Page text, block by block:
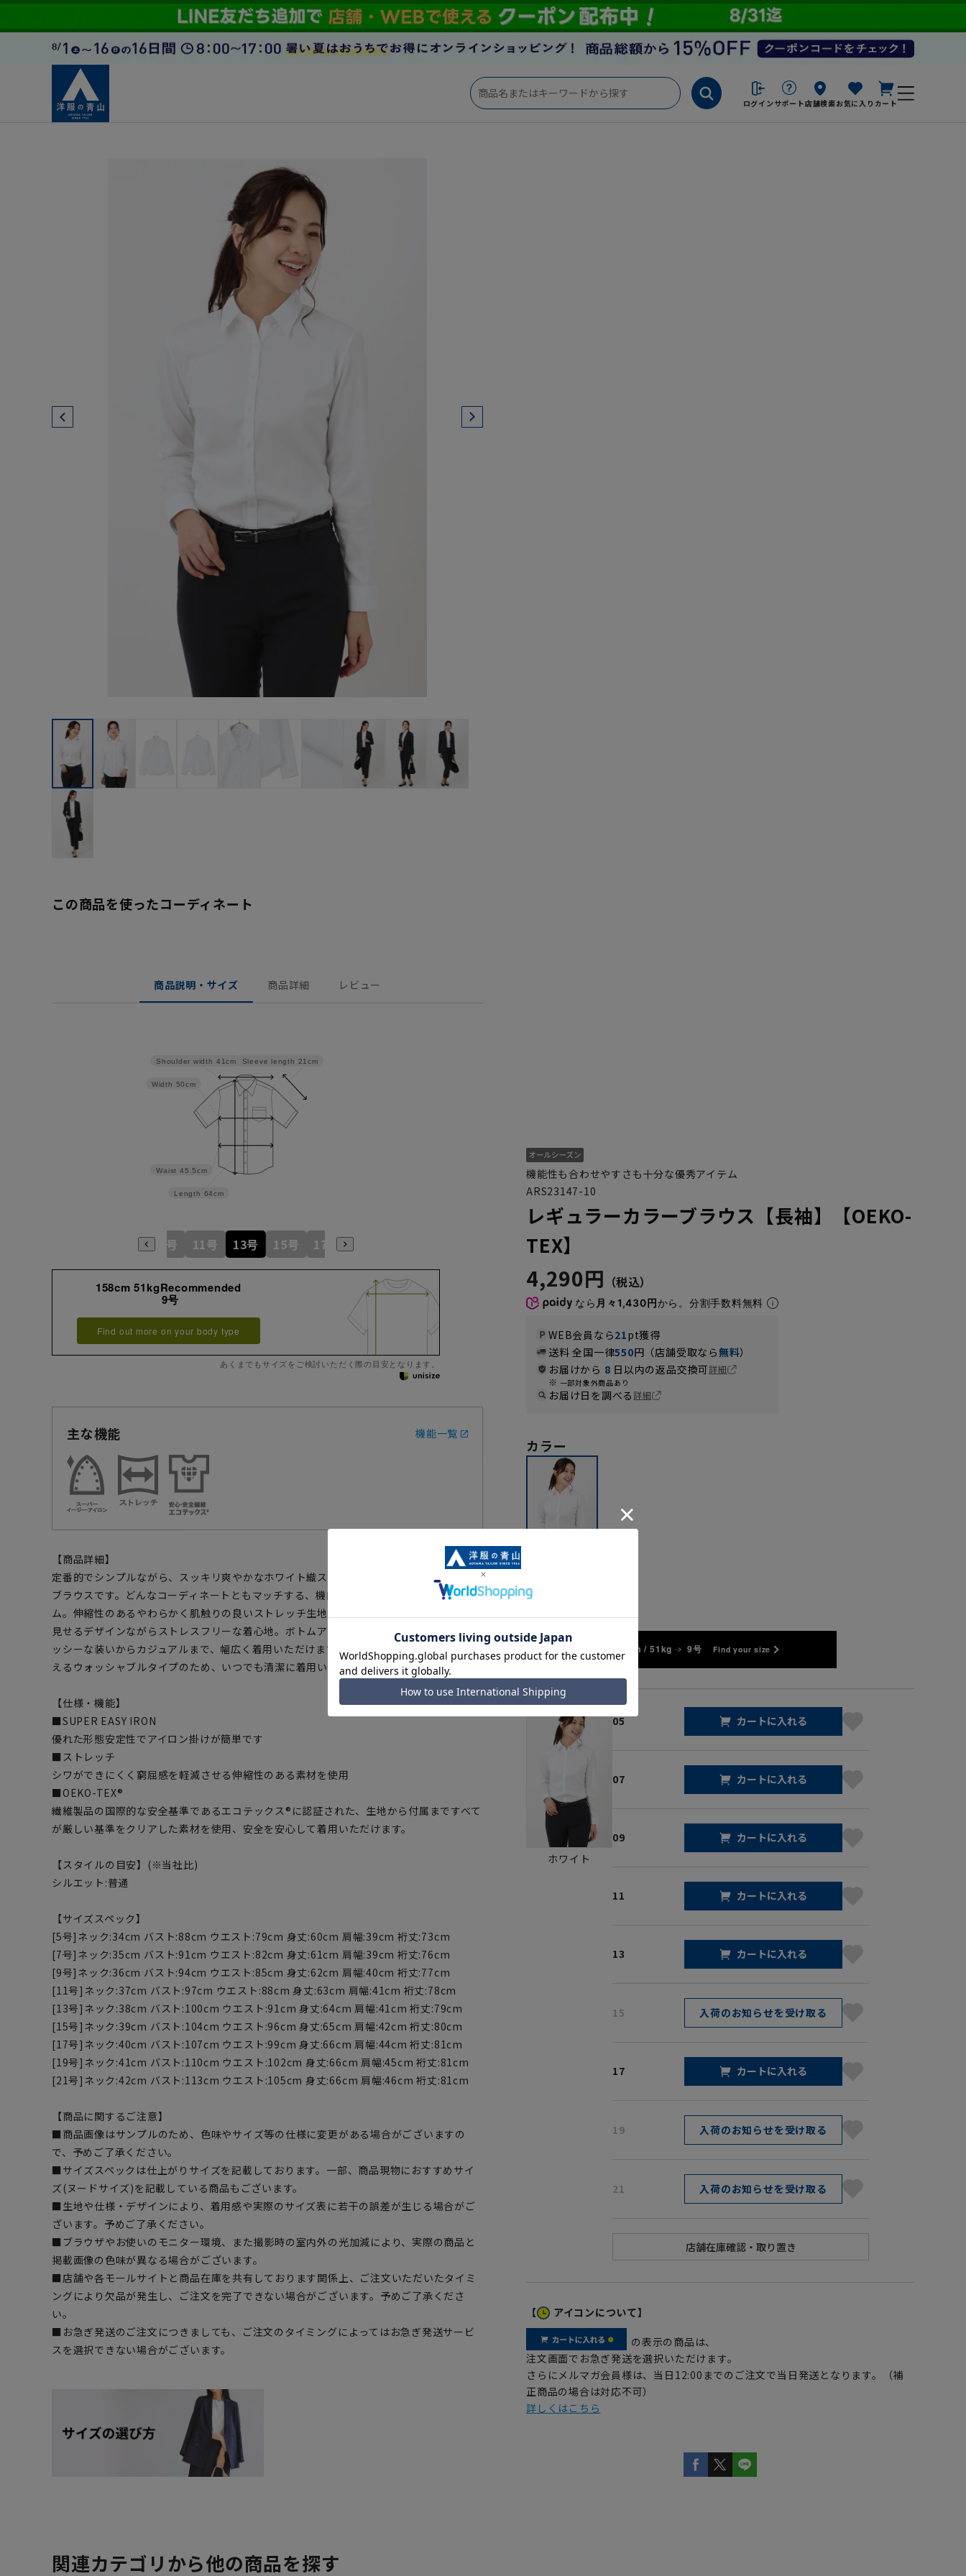
ログイン サポート店舗検索お気に入り カート
この商品を使ったコーディネート
商品説明・サイズ 商品詳細 レビュー
Sleeve length 21cm
Length 64cm
Waist 45.5cm
Width 50cm
Shoulder width 41cm
7号 9号 11号 13号 15号 17号
158cm 51kgRecommended
9号
Find out more on your body type
あくまでもサイズをご検討いただく際の目安となります。
主な機能 機能一覧
【商品詳細】
定番的でシンプルながら、スッキリ爽やかなホワイト織ストライプ柄のレギュラーカラー
ブラウスです。どんなコーディネートともマッチする、機能性も汎用性も高い優秀アイテ
ム。伸縮性のあるやわらかく肌触りの良いストレッチ生地を採用、ボディラインを美しく
見せるデザインながらストレスフリーな着心地。ボトムアウトしても綺麗な着丈で、ドレ
ッシーな装いからカジュアルまで、幅広く着用いただけます。万が一汚れてもご家庭で洗
えるウォッシャブルタイプのため、いつでも清潔に着用いただけます。
【仕様・機能】
■SUPER EASY IRON
優れた形態安定性でアイロン掛けが簡単です
■ストレッチ
シワができにくく窮屈感を軽減させる伸縮性のある素材を使用
■OEKO-TEX®
繊維製品の国際的な安全基準であるエコテックス®に認証された、生地から付属まですべて
が厳しい基準をクリアした素材を使用、安全を安心して着用いただけます。
【スタイルの目安】(※当社比)
シルエット:普通
【サイズスペック】
[5号]ネック:34cm バスト:88cm ウエスト:79cm 身丈:60cm 肩幅:39cm 裄丈:73cm
[7号]ネック:35cm バスト:91cm ウエスト:82cm 身丈:61cm 肩幅:39cm 裄丈:76cm
[9号]ネック:36cm バスト:94cm ウエスト:85cm 身丈:62cm 肩幅:40cm 裄丈:77cm
[11号]ネック:37cm バスト:97cm ウエスト:88cm 身丈:63cm 肩幅:41cm 裄丈:78cm
[13号]ネック:38cm バスト:100cm ウエスト:91cm 身丈:64cm 肩幅:41cm 裄丈:79cm
[15号]ネック:39cm バスト:104cm ウエスト:96cm 身丈:65cm 肩幅:42cm 裄丈:80cm
[17号]ネック:40cm バスト:107cm ウエスト:99cm 身丈:66cm 肩幅:44cm 裄丈:81cm
[19号]ネック:41cm バスト:110cm ウエスト:102cm 身丈:66cm 肩幅:45cm 裄丈:81cm
[21号]ネック:42cm バスト:113cm ウエスト:105cm 身丈:66cm 肩幅:46cm 裄丈:81cm
【商品に関するご注意】
■商品画像はサンプルのため、色味やサイズ等の仕様に変更がある場合がございますの
で、予めご了承ください。
■サイズスペックは仕上がりサイズを記載しております。一部、商品現物におすすめサイ
ズ(ヌードサイズ)を記載している商品もございます。
■生地や仕様・デザインにより、着用感や実際のサイズ表に若干の誤差が生じる場合がご
ざいます。予めご了承ください。
■ブラウザやお使いのモニター環境、また撮影時の室内外の光加減により、実際の商品と
掲載画像の色味が異なる場合がございます。
■店舗や各モールサイトと商品在庫を共有しております関係上、ご注文いただいたタイミ
ングにより欠品が発生し、ご注文を完了できない場合がございます。予めご了承くださ
い。
■お急ぎ発送のご注文につきましても、ご注文のタイミングによってはお急ぎ発送サービ
スを選択できない場合がございます。
機能性も合わせやすさも十分な優秀アイテム
ARS23147-10
レギュラーカラーブラウス【長袖】【OEKO-
TEX】
4,290円
なら 月々1,430円から。分割手数料無料
WEB会員なら21pt獲得
送料 全国一律550円（店舗受取なら無料）
お届けから 8 日以内の返品交換可詳細
一部対象外商品あり
お届け日を調べる詳細
カラー
158cm / 51kg 9号 Find your size
ホワイト
05 カートに入れる
07 カートに入れる
09 カートに入れる
11 カートに入れる
13 カートに入れる
15 入荷のお知らせを受け取る
17 カートに入れる
19 入荷のお知らせを受け取る
21 入荷のお知らせを受け取る
【 アイコンについて】
の表示の商品は、
注文画面でお急ぎ発送を選択いただけます。
さらにメルマガ会員様は、当日12:00までのご注文で当日発送となります。（補
正商品の場合は対応不可）
詳しくはこちら
関連カテゴリから他の商品を探す